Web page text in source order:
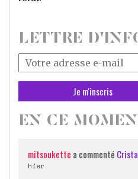
LETTRE
Votre
adresse
mail
*
EN CE
mitsoukette a commenté
hier